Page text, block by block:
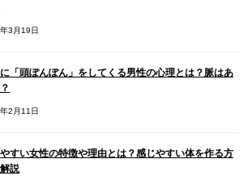
3月19日
「頭ぽんぽん」をしてくる男性の心理とは？脈はあ
2月11日
すい女性の特徴や理由とは？感じやすい体を作る方
説